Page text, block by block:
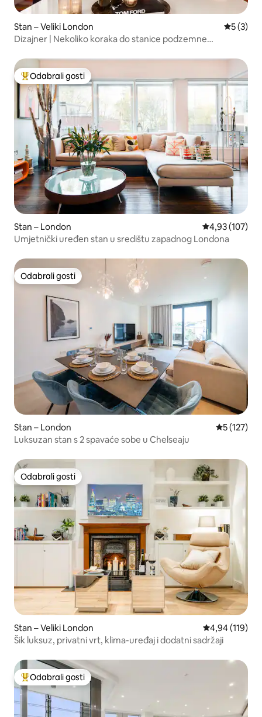
Stan – Veliki London
5 (3)
Dizajner | Nekoliko koraka do stanice podzemne
Među najviše rangiranima s oznakom „Odabrali gosti”
Odabrali gosti
Stan – London Prosječna
4,93 (107)
Umjetnički uređen stan u središtu zapadnog Londona
Odabrali gosti
Odabrali gosti
Stan – London Prosječna
5 (127)
Luksuzan stan s 2 spavaće sobe u Chelseaju
Odabrali gosti
Odabrali gosti
Stan – Veliki London Prosječna
4,94 (119)
Šik luksuz, privatni vrt, klima-uređaj i dodatni sadržaji
Među najviše rangiranima s oznakom „Odabrali gosti”
Odabrali gosti